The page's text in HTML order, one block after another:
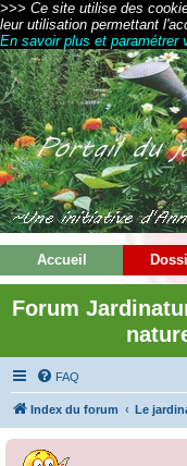
>>> Ce site utilise des
leur utilisation permettant
En savoir plus et paramétrer
Accueil
Forum
FAQ
Index du forum Le